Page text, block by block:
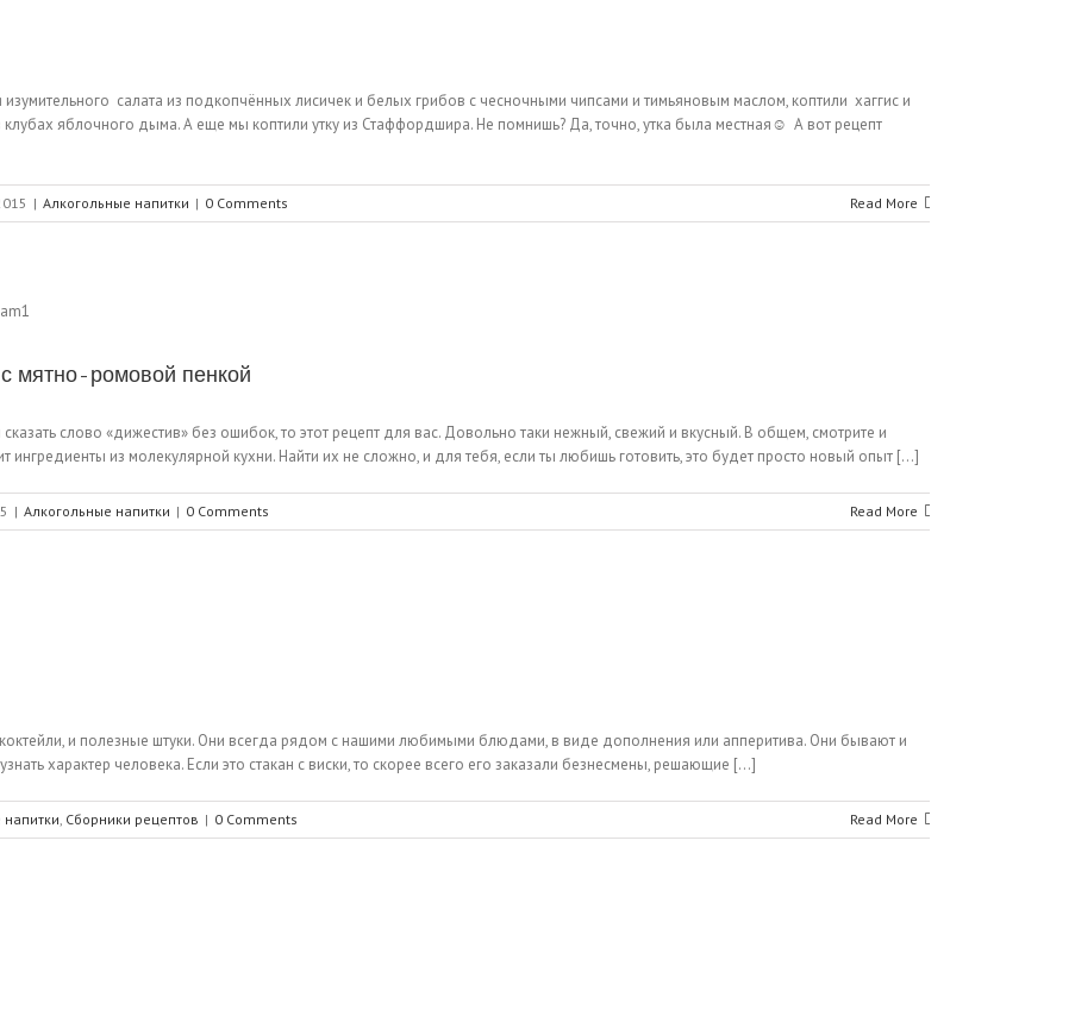
салата из подкопчённых лисичек и белых грибов с чесночными чипсами и тимьяновым маслом, коптили хаггис и
клубах яблочного дыма. А еще мы коптили утку из Стаффордшира. Не помнишь? Да, точно, утка была местная☺ А вот рецепт
| Алкогольные напитки | 0 Comments Read More
мятно-ромовой пенкой
слово «дижестив» без ошибок, то этот рецепт для вас. Довольно таки нежный, свежий и вкусный. В общем, смотрите и
ингредиенты из молекулярной кухни. Найти их не сложно, и для тебя, если ты любишь готовить, это будет просто новый опыт [...]
| Алкогольные напитки | 0 Comments Read More
и полезные штуки. Они всегда рядом с нашими любимыми блюдами, в виде дополнения или апперитива. Они бывают и
характер человека. Если это стакан с виски, то скорее всего его заказали безнесмены, решающие [...]
, Сборники рецептов | 0 Comments Read More